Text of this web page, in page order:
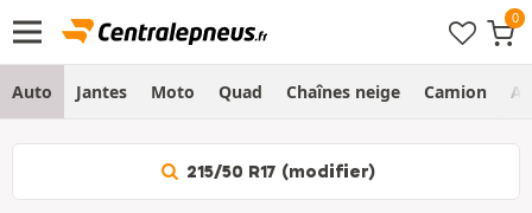
Auto Jantes Moto Quad Chaînes neige Camion
215/50 R17 (modifier)